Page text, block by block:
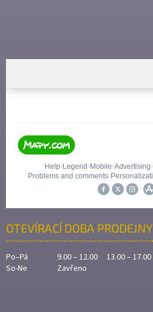
OTEVÍRACÍ DOBA PRODEJNY
Po–Pá
9.00 – 12.00 13.00 – 17.00
So-Ne
Zavřeno